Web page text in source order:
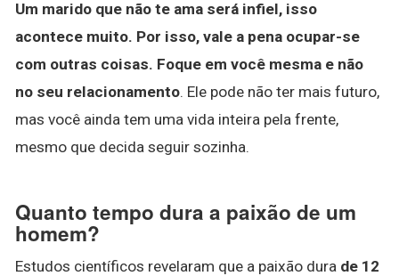
Um marido que não te ama será infiel, isso
acontece muito. Por isso, vale a pena ocupar-se
com outras coisas. Foque em você mesma e não
no seu relacionamento. Ele pode não ter mais futuro,
mas você ainda tem uma vida inteira pela frente,
mesmo que decida seguir sozinha.
Quanto tempo dura a paixão de um
homem?
Estudos científicos revelaram que a paixão dura de 12